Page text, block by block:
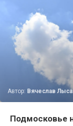
Автор: Вячеслав
Подмосковье